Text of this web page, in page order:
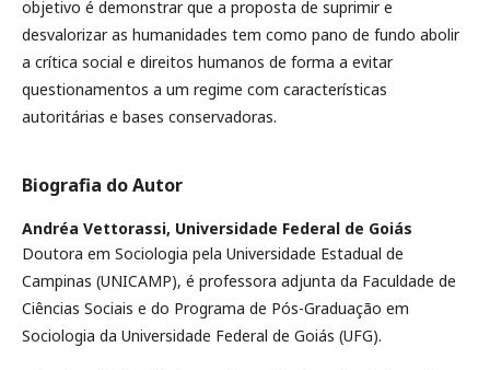
objetivo é demonstrar que a proposta de suprimir e
desvalorizar as humanidades tem como pano de fundo abolir
a crítica social e direitos humanos de forma a evitar
questionamentos a um regime com características
autoritárias e bases conservadoras.
Biografia do Autor
Andréa Vettorassi, Universidade Federal de Goiás
Doutora em Sociologia pela Universidade Estadual de
Campinas (UNICAMP), é professora adjunta da Faculdade de
Ciências Sociais e do Programa de Pós-Graduação em
Sociologia da Universidade Federal de Goiás (UFG).